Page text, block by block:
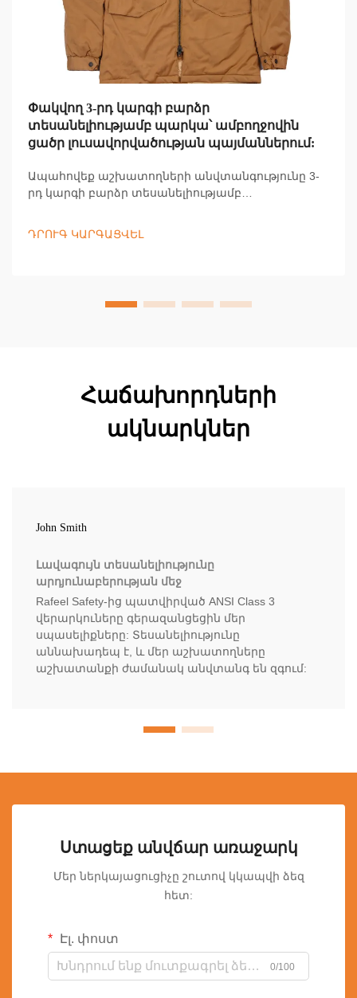
Փակվող 3-րդ կարգի բարձր
տեսանելիությամբ պարկա՝ ամբողջովին
ցածր լուսավորվածության պայմաններում:
Ապահովեք աշխատողների անվտանգությունը 3-
րդ կարգի բարձր տեսանելիությամբ
պայմաններին և համապատասխանում են
ԴՐՈՒԳ ԿԱՐԳԱՑՎԵԼ
Հաճախորդների
ակնարկներ
John Smith
Լավագույն տեսանելիությունը
արդյունաբերության մեջ
Rafeel Safety-ից պատվիրված ANSI Class 3
վերարկուները գերազանցեցին մեր
սպասելիքները: Տեսանելիությունը
աննախադեպ է, և մեր աշխատողները
աշխատանքի ժամանակ անվտանգ են զգում:
Ստացեք անվճար առաջարկ
Մեր ներկայացուցիչը շուտով կկապվի ձեզ
հետ:
Էլ. փոստ
0/100